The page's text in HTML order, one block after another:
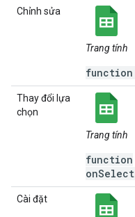
Chỉnh sửa
Trang tính
Thay đổi lựa
chọn
Trang tính
function
Cài đặt